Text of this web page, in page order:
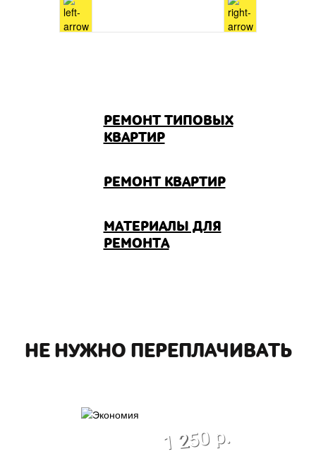
РЕМОНТ ТИПОВЫХ
КВАРТИР
РЕМОНТ КВАРТИР
МАТЕРИАЛЫ ДЛЯ
РЕМОНТА
НЕ НУЖНО ПЕРЕПЛАЧИВАТЬ
1 250 р.